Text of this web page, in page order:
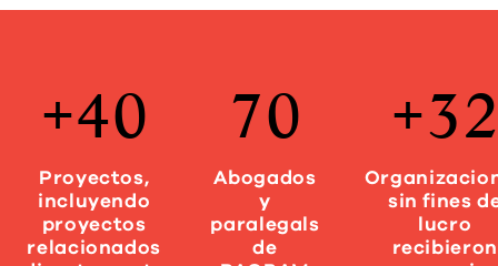
40
Proyectos,
incluyendo
proyectos
relacionados
70
Abogados
y
paralegals
de
sin fines
lucro
recibieron